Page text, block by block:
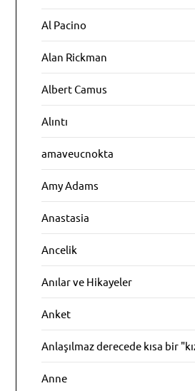
Al Pacino
Alan Rickman
Albert Camus
Alıntı
amaveucnokta
Amy Adams
Anastasia
Ancelik
Anılar ve Hikayeler
Anket
Anlaşılmaz derecede kısa bir
Anne